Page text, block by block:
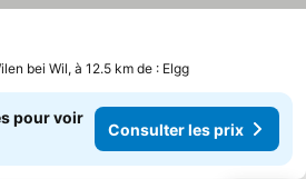
bei Wil, à 12.5 km de : Elgg
pour voir
Consulter les prix